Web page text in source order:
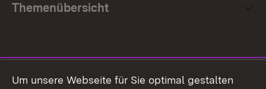
Themenübersicht
Um unsere Webseite für Sie optimal gestalten